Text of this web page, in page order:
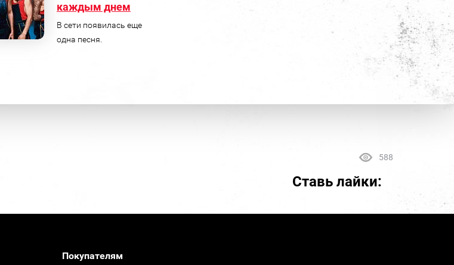
каждым днем
В сети появилась еще
одна песня.
588
Ставь лайки:
Покупателям